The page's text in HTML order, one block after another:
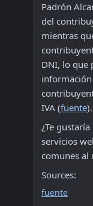
Padrón
del
mientras
DNI, lo que
IVA (fuente).
¿Te
servicios
comunes al
Sources:
fuente